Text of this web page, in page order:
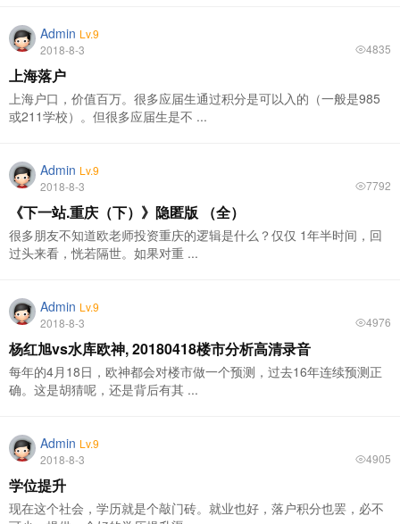
Admin Lv.9
2018-8-3
4835
上海落户
上海户口，价值百万。很多应届生通过积分是可以入的（一般是985
或211学校）。但很多应届生是不 ...
Admin Lv.9
2018-8-3
7792
《下一站.重庆（下）》隐匿版 （全）
很多朋友不知道欧老师投资重庆的逻辑是什么？仅仅 1年半时间，回
过头来看，恍若隔世。如果对重 ...
Admin Lv.9
2018-8-3
4976
杨红旭vs水库欧神, 20180418楼市分析高清录音
每年的4月18日，欧神都会对楼市做一个预测，过去16年连续预测正
确。这是胡猜呢，还是背后有其 ...
Admin Lv.9
2018-8-3
4905
学位提升
现在这个社会，学历就是个敲门砖。就业也好，落户积分也罢，必不